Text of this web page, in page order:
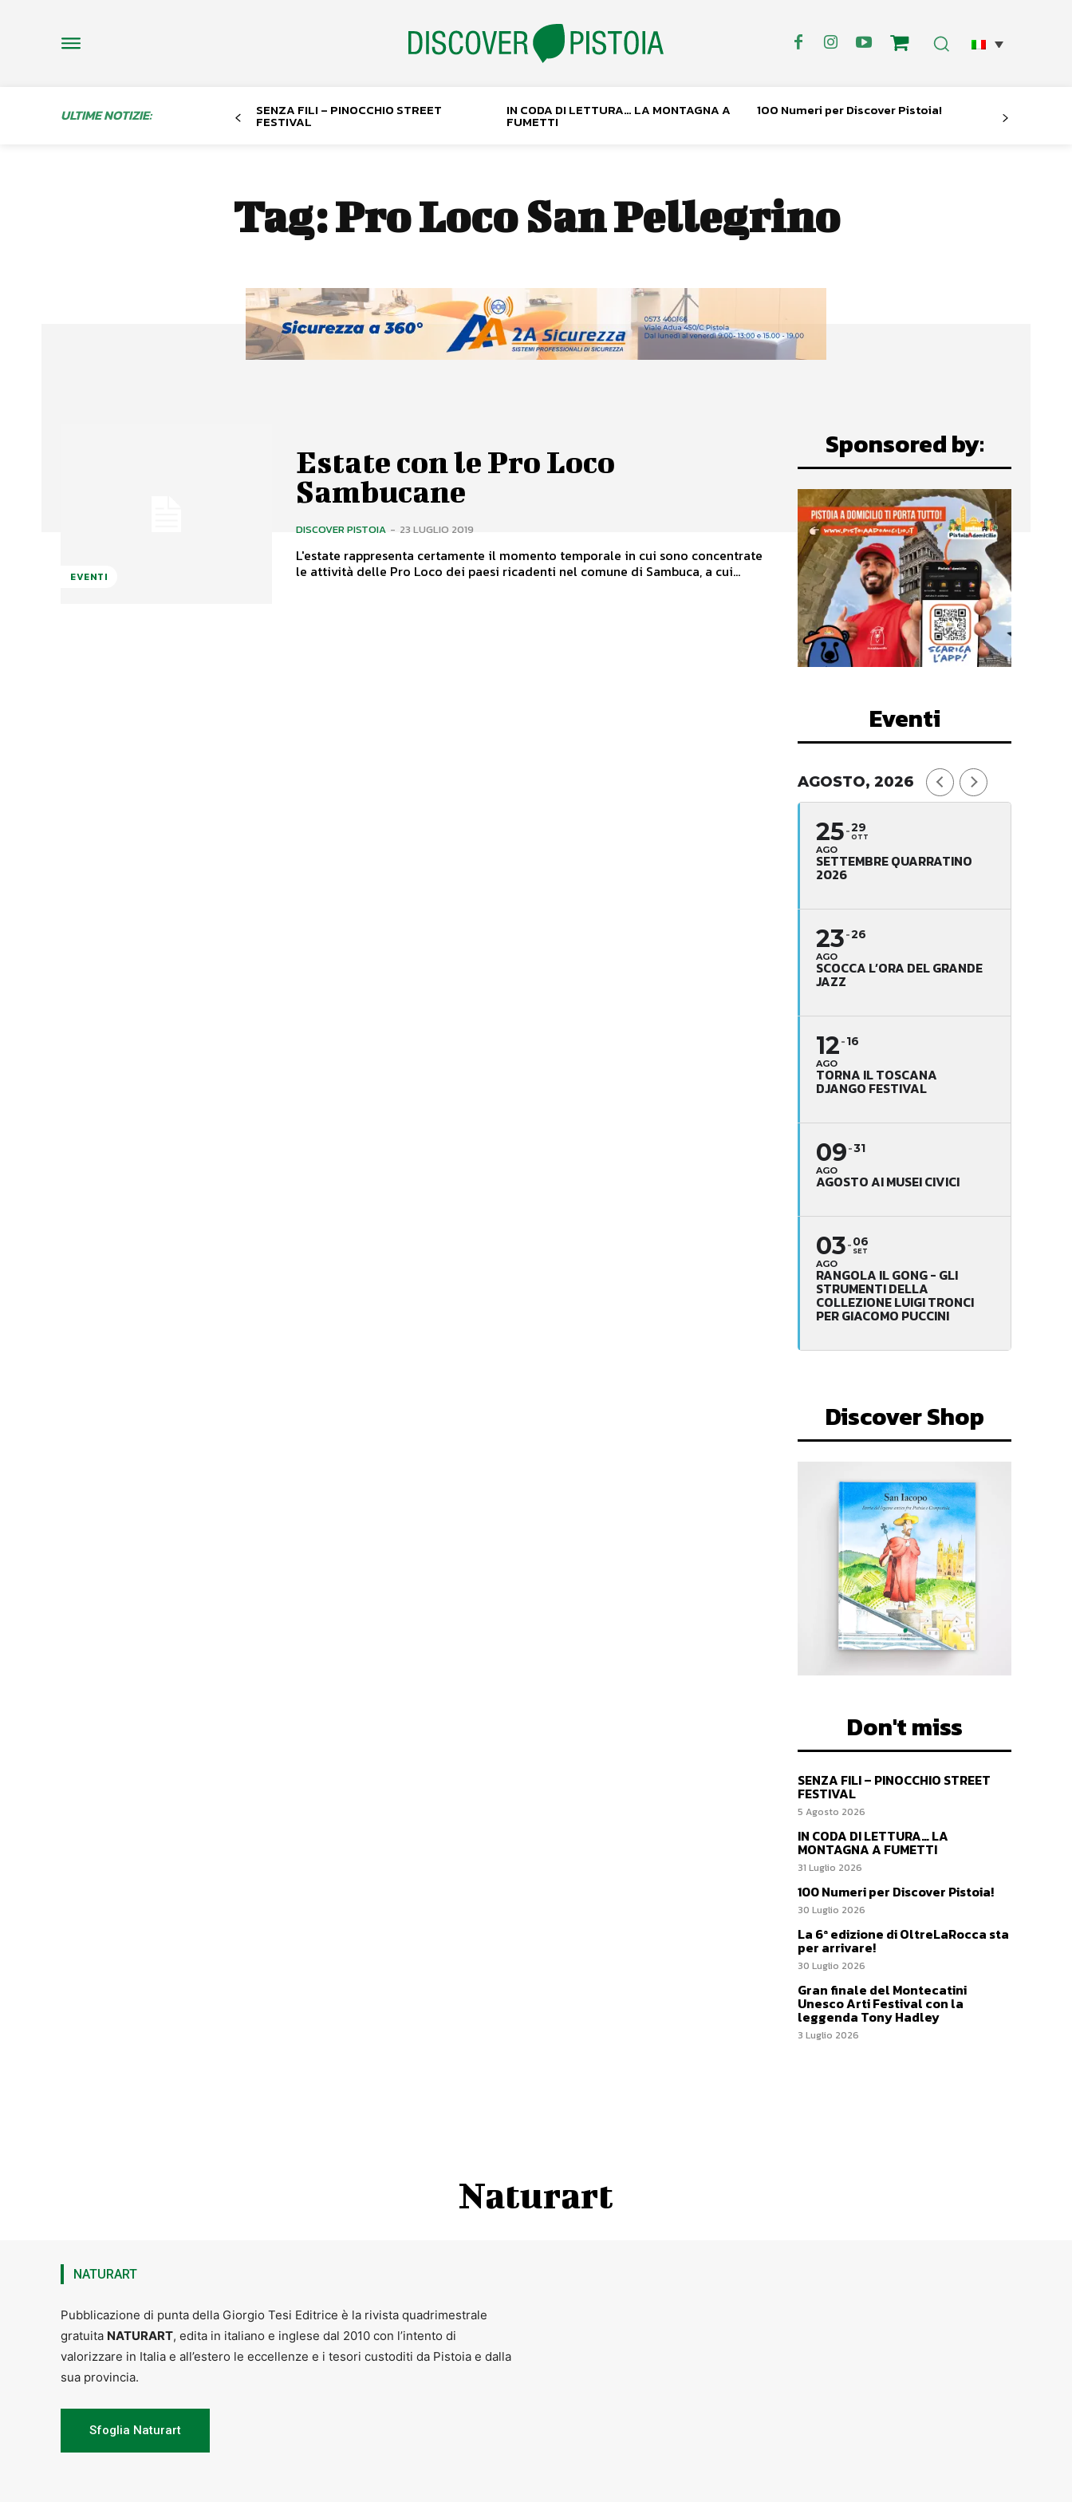
ULTIME NOTIZIE: SENZA FILI – PINOCCHIO STREET
FESTIVAL
IN CODA DI LETTURA… LA MONTAGNA A
FUMETTI
100 Numeri per Discover Pistoia!
Tag:Pro Loco San Pellegrino
EVENTI
Estate con le Pro Loco
Sambucane
DISCOVER PISTOIA - 23 LUGLIO 2019
L'estate rappresenta certamente il momento temporale in cui sono concentrate
le attività delle Pro Loco dei paesi ricadenti nel comune di Sambuca, a cui...
Sponsored by:
Eventi
AGOSTO, 2026
25
AGO
29
OTT
SETTEMBRE QUARRATINO
2026
23
AGO
26
SCOCCA L’ORA DEL GRANDE
JAZZ
12
AGO
16
TORNA IL TOSCANA
DJANGO FESTIVAL
09
AGO
31
AGOSTO AI MUSEI CIVICI
03
AGO
06
SET
RANGOLA IL GONG - GLI
STRUMENTI DELLA
COLLEZIONE LUIGI TRONCI
PER GIACOMO PUCCINI
Discover Shop
Don't miss
SENZA FILI – PINOCCHIO STREET
FESTIVAL
5 Agosto 2026
IN CODA DI LETTURA… LA
MONTAGNA A FUMETTI
31 Luglio 2026
100 Numeri per Discover Pistoia!
30 Luglio 2026
La 6ª edizione di OltreLaRocca sta
per arrivare!
30 Luglio 2026
Gran finale del Montecatini
Unesco Arti Festival con la
leggenda Tony Hadley
3 Luglio 2026
Naturart
NATURART
Pubblicazione di punta della Giorgio Tesi Editrice è la rivista quadrimestrale
gratuita NATURART, edita in italiano e inglese dal 2010 con l’intento di
valorizzare in Italia e all’estero le eccellenze e i tesori custoditi da Pistoia e dalla
sua provincia.
Sfoglia Naturart